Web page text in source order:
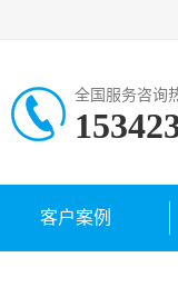
全国服务咨询
客户案例